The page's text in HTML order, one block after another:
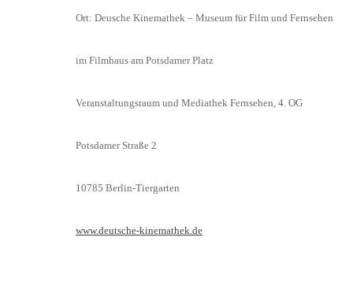
Ort: Deusche Kinemathek – Museum für Film und Fernsehen
im Filmhaus am Potsdamer Platz
Veranstaltungsraum und Mediathek Fernsehen, 4. OG
Potsdamer Straße 2
10785 Berlin-Tiergarten
www.deutsche-kinemathek.de